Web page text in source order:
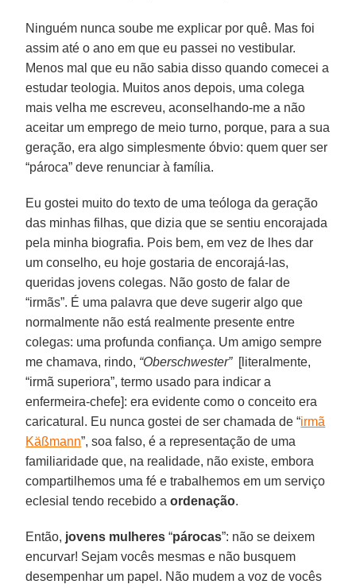
Ninguém nunca soube me explicar por quê. Mas foi
assim até o ano em que eu passei no vestibular.
Menos mal que eu não sabia disso quando comecei a
estudar teologia. Muitos anos depois, uma colega
mais velha me escreveu, aconselhando-me a não
aceitar um emprego de meio turno, porque, para a sua
geração, era algo simplesmente óbvio: quem quer ser
“pároca” deve renunciar à família.
Eu gostei muito do texto de uma teóloga da geração
das minhas filhas, que dizia que se sentiu encorajada
pela minha biografia. Pois bem, em vez de lhes dar
um conselho, eu hoje gostaria de encorajá-las,
queridas jovens colegas. Não gosto de falar de
“irmãs”. É uma palavra que deve sugerir algo que
normalmente não está realmente presente entre
colegas: uma profunda confiança. Um amigo sempre
me chamava, rindo, “Oberschwester”[literalmente,
“irmã superiora”, termo usado para indicar a
enfermeira-chefe]: era evidente como o conceito era
caricatural. Eu nunca gostei de ser chamada de “irmã
Käßmann”, soa falso, é a representação de uma
familiaridade que, na realidade, não existe, embora
compartilhemos uma fé e trabalhemos em um serviço
eclesial tendo recebido aordenação.
Então, jovens mulheres“párocas”: não se deixem
encurvar! Sejam vocês mesmas e não busquem
desempenhar um papel. Não mudem a voz de vocês